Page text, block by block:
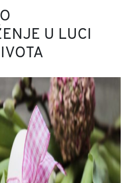
U LUCI